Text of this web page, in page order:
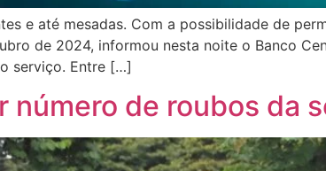
e até mesadas. Com a possibilidade de
de 2024, informou nesta noite o Banco
serviço. Entre […]
número de roubos da